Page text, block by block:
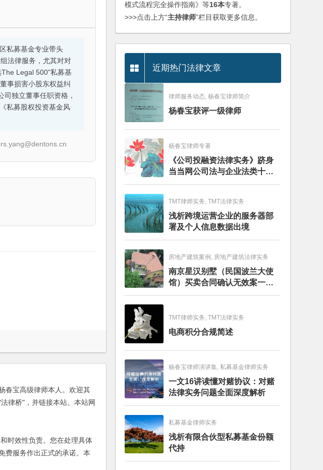
私募基金专业带头
法律服务，尤其对对
Legal 500"私募基
事损害小股东权益纠
独立董事任职资格，
私募股权投资基金风
春宝高级律师本人。欢迎其
律桥"，并链接本站。本站网
时效性负责。您在处理具体
费服务作出正式的承诺。本
模式流程完全操作指南》等16本专著。
>>>点击上方“主持律师”栏目获取更多信息。
近期热门法律文章
律师服务动态, 杨春宝律师简介
杨春宝获评一级律师
杨春宝律师专著
《公司投融资法律实务》跻身
当当网公司法与企业法类十大
畅销图书榜
TMT律师实务, TMT法律实务
浅析跨境运营企业的服务器部
署及个人信息数据出境
房地产建筑案例, 房地产建筑法律实务
南京星汉别墅（民国波兰大使
馆）买卖合同确认无效案一审
判决书
TMT律师实务, TMT法律实务
电商积分合规简述
杨春宝律师演讲集, 私募基金律师实务
一文16讲读懂对赌协议：对赌
法律实务问题全面深度解析
私募基金律师实务
浅析有限合伙型私募基金份额
代持